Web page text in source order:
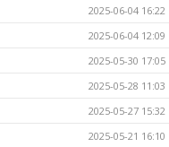
2025-06-04 16:22
2025-06-04 12:09
2025-05-30 17:05
2025-05-28 11:03
2025-05-27 15:32
2025-05-21 16:10